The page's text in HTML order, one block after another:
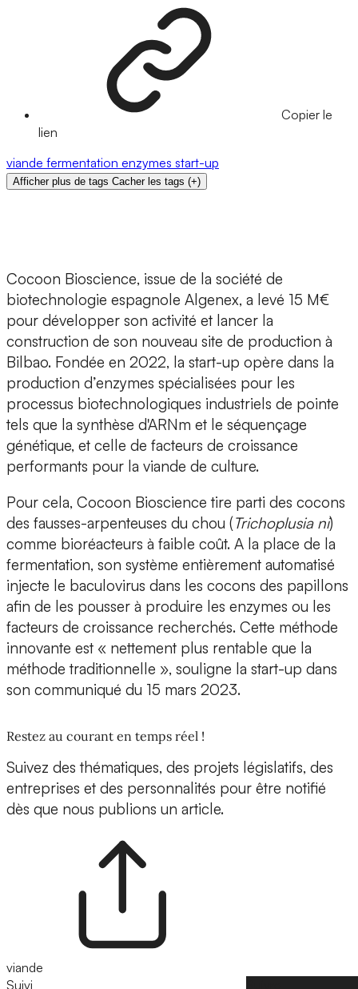
Copier le
lien
viande fermentation enzymes start-up
Afficher plus de tags Cacher les tags (+)
Cocoon Bioscience, issue de la société de
biotechnologie espagnole Algenex, a levé 15 M€
pour développer son activité et lancer la
construction de son nouveau site de production à
Bilbao. Fondée en 2022, la start-up opère dans la
production d’enzymes spécialisées pour les
processus biotechnologiques industriels de pointe
tels que la synthèse d'ARNm et le séquençage
génétique, et celle de facteurs de croissance
performants pour la viande de culture.
Pour cela, Cocoon Bioscience tire parti des cocons
des fausses-arpenteuses du chou (Trichoplusia ni)
comme bioréacteurs à faible coût. A la place de la
fermentation, son système entièrement automatisé
injecte le baculovirus dans les cocons des papillons
afin de les pousser à produire les enzymes ou les
facteurs de croissance recherchés. Cette méthode
innovante est « nettement plus rentable que la
méthode traditionnelle », souligne la start-up dans
son communiqué du 15 mars 2023.
Restez au courant en temps réel !
Suivez des thématiques, des projets législatifs, des
entreprises et des personnalités pour être notifié
dès que nous publions un article.
viande
Suivi